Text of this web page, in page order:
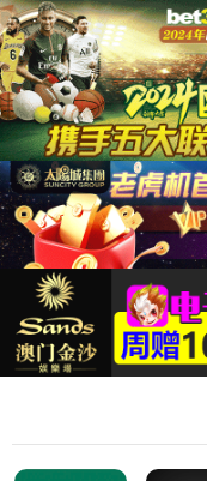
太阳集团
您访问的页面
返回首页